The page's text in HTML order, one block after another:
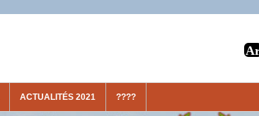
ACTUALITÉS 2021 ????